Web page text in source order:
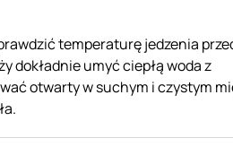
temperaturę jedzenia
dokładnie umyć ciepłą woda z
otwarty w suchym i czystym